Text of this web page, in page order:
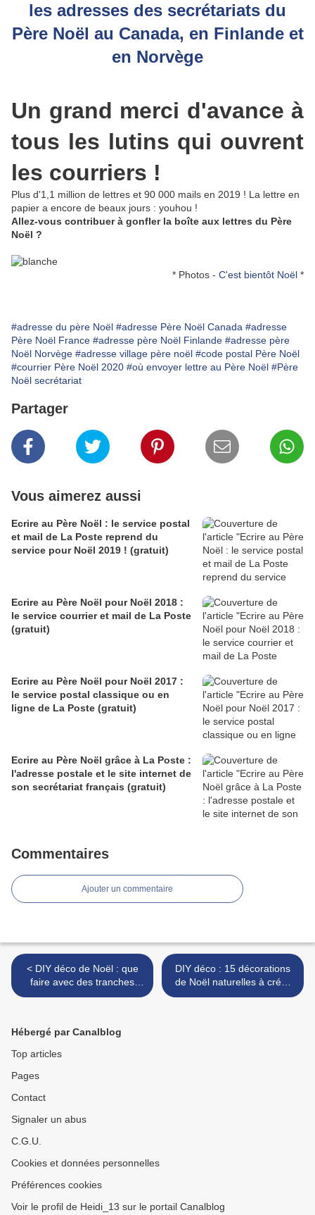
les adresses des secrétariats du
Père Noël au Canada, en Finlande et
en Norvège
Un grand merci d'avance à
tous les lutins qui ouvrent
les courriers !
Plus d'1,1 million de lettres et 90 000 mails en 2019 ! La lettre en
papier a encore de beaux jours : youhou !
Allez-vous contribuer à gonfler la boîte aux lettres du Père
Noël ?
* Photos - C'est bientôt Noël *
#adresse du père Noël #adresse Père Noël Canada #adresse
Père Noël France #adresse père Noël Finlande #adresse père
Noël Norvège #adresse village père noël #code postal Père Noël
#courrier Père Noël 2020 #où envoyer lettre au Père Noël #Père
Noël secrétariat
Partager
Vous aimerez aussi
Ecrire au Père Noël : le service postal
et mail de La Poste reprend du
service pour Noël 2019 ! (gratuit)
Ecrire au Père Noël pour Noël 2018 :
le service courrier et mail de La Poste
(gratuit)
Ecrire au Père Noël pour Noël 2017 :
le service postal classique ou en
ligne de La Poste (gratuit)
Ecrire au Père Noël grâce à La Poste :
l'adresse postale et le site internet de
son secrétariat français (gratuit)
Commentaires
Ajouter un commentaire
< DIY déco de Noël : que
faire avec des tranches
d'oranges séchées ? 15
DIY déco : 15 décorations
de Noël naturelles à créer
après une sortie en forêt
Hébergé par Canalblog
Top articles
Pages
Contact
Signaler un abus
C.G.U.
Cookies et données personnelles
Préférences cookies
Voir le profil de Heidi_13 sur le portail Canalblog